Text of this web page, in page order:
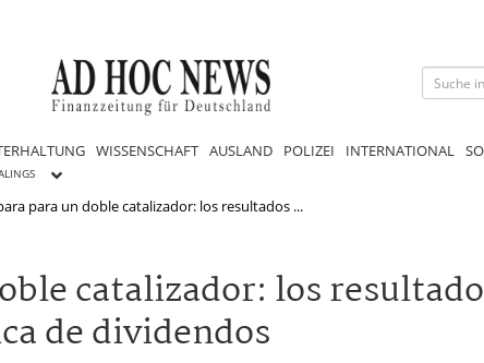
WISSENSCHAFT AUSLAND POLIZEI INTERNATIONAL
para un doble catalizador: los resultados ...
catalizador: los
de dividendos